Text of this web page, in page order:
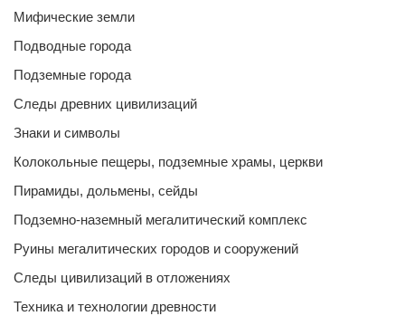
Мифические земли
Подводные города
Подземные города
Следы древних цивилизаций
Знаки и символы
Колокольные пещеры, подземные храмы, церкви
Пирамиды, дольмены, сейды
Подземно-наземный мегалитический комплекс
Руины мегалитических городов и сооружений
Следы цивилизаций в отложениях
Техника и технологии древности